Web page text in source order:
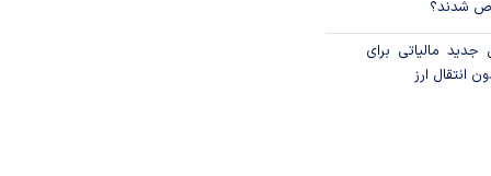
شدند؟
جدید مالیاتی برای
انتقال ارز